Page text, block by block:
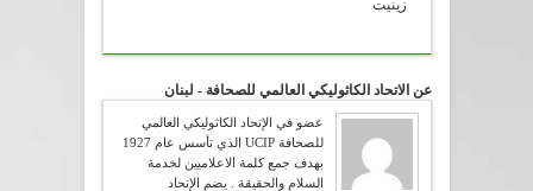
زينيت
عن الاتحاد الكاثوليكي العالمي للصحافة - لبنان
عضو في الإتحاد الكاثوليكي العالمي
للصحافة UCIP الذي تأسس عام 1927
بهدف جمع كلمة الاعلاميين لخدمة
السلام والحقيقة . يضم الإتحاد